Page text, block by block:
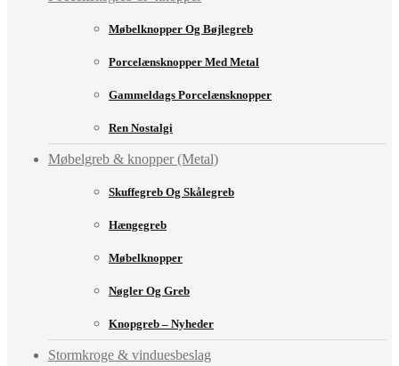
Møbelknopper Og Bøjlegreb
Porcelænsknopper Med Metal
Gammeldags Porcelænsknopper
Ren Nostalgi
Møbelgreb & knopper (Metal)
Skuffegreb Og Skålegreb
Hængegreb
Møbelknopper
Nøgler Og Greb
Knopgreb – Nyheder
Stormkroge & vinduesbeslag